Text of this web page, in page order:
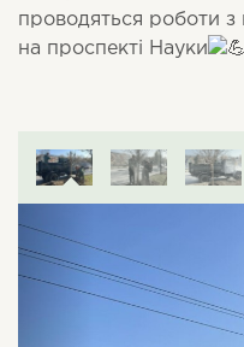
проводяться роботи з
на проспекті Науки